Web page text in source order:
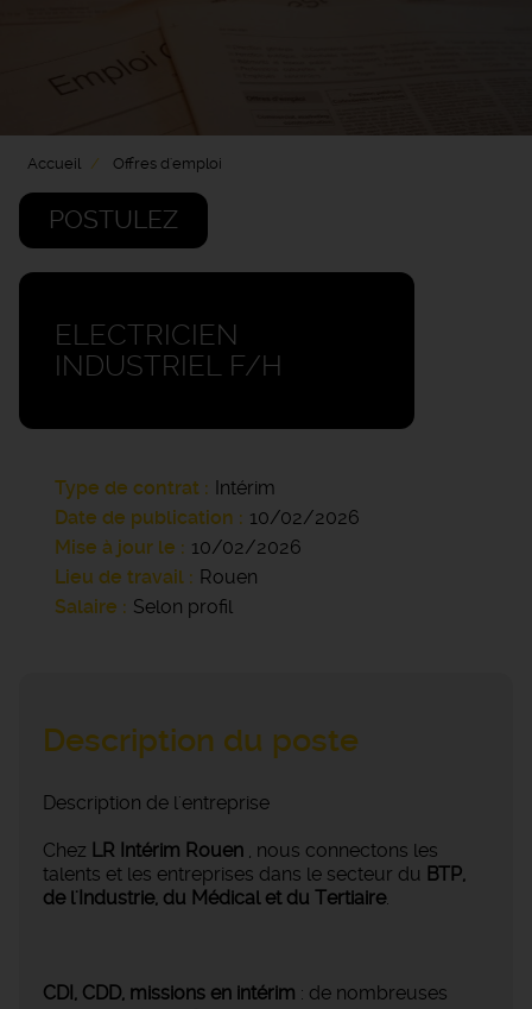
Accueil Offres d'emploi
POSTULEZ
ELECTRICIEN
INDUSTRIEL F/H
Type de contrat
Intérim
Date de publication
10/02/2026
Mise à jour le
10/02/2026
Lieu de travail
Rouen
Salaire
Selon profil
Description du poste
Description de l'entreprise
Chez LR Intérim Rouen , nous connectons les
talents et les entreprises dans le secteur du BTP,
de l'Industrie, du Médical et du Tertiaire.
CDI, CDD, missions en intérim : de nombreuses